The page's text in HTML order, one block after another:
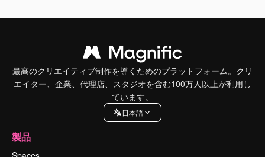
最高のクリエイティブ制作を導くためのプラットフォーム。クリ
エイター、企業、代理店、スタジオを含む100万人以上が利用し
ています。
日本語
製品